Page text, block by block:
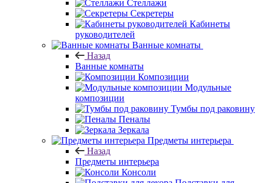
Стеллажи
Секретеры
Кабинеты
руководителей
Ванные комнаты
Назад
Ванные комнаты
Композиции
Модульные
композиции
Тумбы под раковину
Пеналы
Зеркала
Предметы интерьера
Назад
Предметы интерьера
Консоли